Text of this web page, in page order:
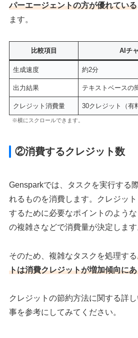
パーエージェントの方が優れている
ます。
比較項目 AIチ
生成速度 約2分
出力結果 テキストベースの
クレジット消費量 30クレジット（有
※横にスクロールできます。
②消費するクレジット数
Gensparkでは、タスクを実行する
れるものを消費します。クレジッ
するために必要なポイントのよう
の複雑さなどで消費量が決定します
そのため、複雑なタスクを処理する
トは消費クレジットが増加傾向に
クレジットの節約方法に関する詳
事を参考にしてみてください。